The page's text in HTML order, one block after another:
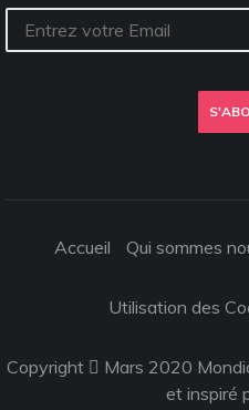
Accueil Qui sommes
Utilisation des
Copyright
Mars 2020
et inspiré